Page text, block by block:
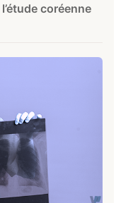
coréenne